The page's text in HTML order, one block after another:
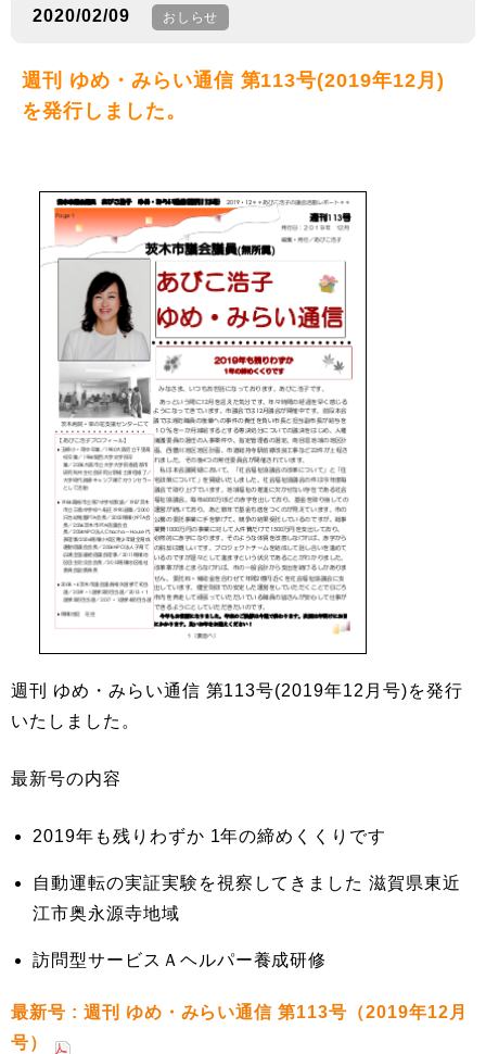
2020/02/09 おしらせ
週刊 ゆめ・みらい通信 第113号(2019年12月)
を発行しました。
週刊 ゆめ・みらい通信 第113号(2019年12月号)を発行
いたしました。
最新号の内容
2019年も残りわずか 1年の締めくくりです
自動運転の実証実験を視察してきました 滋賀県東近
江市奥永源寺地域
訪問型サービスＡヘルパー養成研修
最新号 : 週刊 ゆめ・みらい通信 第113号（2019年12月
号）